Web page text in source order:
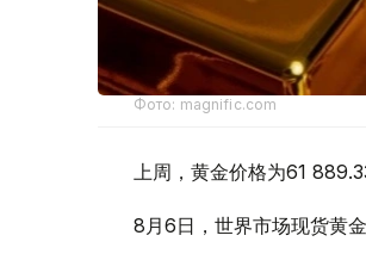
Фото: magnific.com
上周，黄金价格为61
8月6日，世界市场现货黄